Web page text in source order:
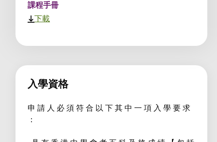
課程手冊
下載
入學資格
申 請 人 必 須 符 合 以 下 其 中 一 項 入 學 要 求
：